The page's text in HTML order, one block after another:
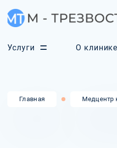
Услуги О клинике
Главная Медцентр